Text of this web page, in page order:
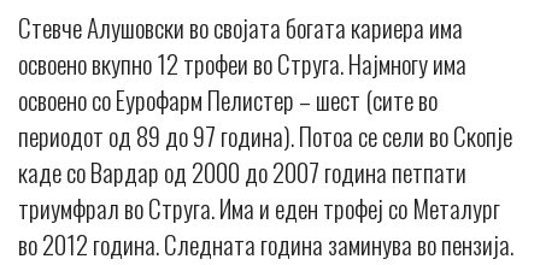
Стевче Алушовски во својата богата кариера има
освоено вкупно 12 трофеи во Струга. Најмногу има
освоено со Еурофарм Пелистер – шест (сите во
периодот од 89 до 97 година). Потоа се сели во Скопје
каде со Вардар од 2000 до 2007 година петпати
триумфрал во Струга. Има и еден трофеј со Металург
во 2012 година. Следната година заминува во пензија.